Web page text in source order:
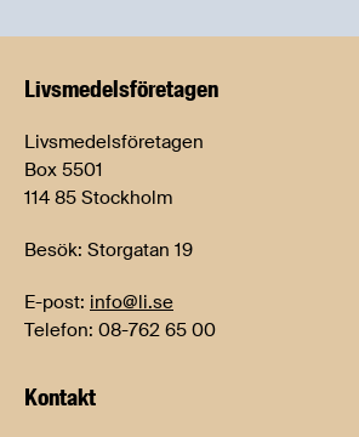
Livsmedels­företagen
Livsmedelsföretagen
Box 5501
114 85 Stockholm
Besök: Storgatan 19
E-post: info@li.se
Telefon: 08-762 65 00
Kontakt